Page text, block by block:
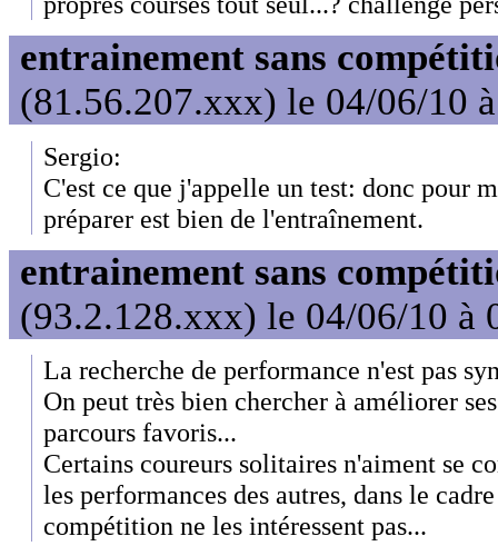
entrainement sans
(81.56.207.xxx) le 04/06/10
Sergio:
C'est ce que j'appelle un test: donc pour
préparer est bien de l'entraînement.
entrainement sans
(93.2.128.xxx) le 04/06/10 à
La recherche de performance n'est pas
On peut très bien chercher à améliorer
parcours favoris...
Certains coureurs solitaires n'aiment se
les performances des autres, dans le
compétition ne les intéressent pas...